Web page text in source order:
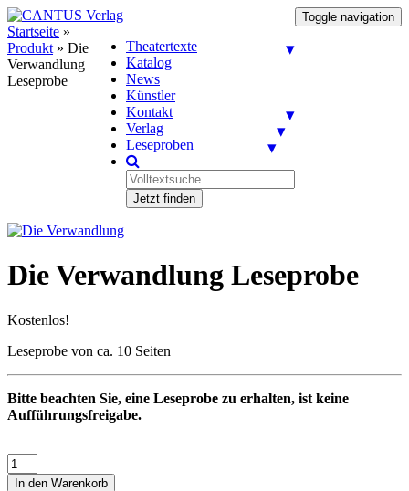
Toggle navigation
Theatertexte
Katalog
News
Künstler
Kontakt
Verlag
Leseproben
Jetzt finden
Startseite »
Produkt » Die
Verwandlung
Leseprobe
Die Verwandlung Leseprobe
Kostenlos!
Leseprobe von ca. 10 Seiten
Bitte beachten Sie, eine Leseprobe zu erhalten, ist keine
Aufführungsfreigabe.
In den Warenkorb